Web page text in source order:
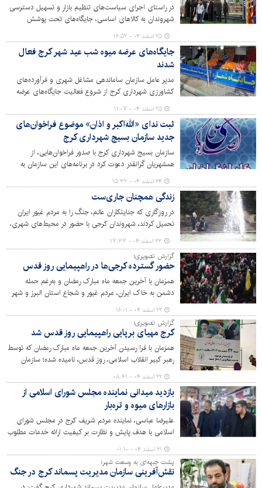
در راستای اجرای سیاست‌های تنظیم بازار و تسهیل دسترسی
شهروندان به کالاهای اساسی، جایگاه‌های تحت پوشش
سازمان برای توزیع مستقیم گوشت قرمز و مرغ در سطح شهر
نصب و شروع به ارائه خدمات کرد.
۲۵ اسفند ۰۴ - ۱۶:۵۲
جایگاه‌های عرضه میوه شب عید شهر کرج فعال
شدند
مدیر عامل سازمان ساماندهی مشاغل شهری و فرآورده‌های
کشاورزی شهرداری کرج از شروع فعالیت جایگاه‌های عرضه
میوه شب عید در این کلان‌شهر خبر داد.
۲۵ اسفند ۰۴ - ۱۱:۰۷
ثبت ندای «الله‌اکبر و اذان» موضوع فراخوان‌های
جدید سازمان بسیج شهرداری کرج
سازمان بسیج شهرداری کرج با صدور فراخوان‌هایی، از
همشهریان گرانقدر دعوت کرد در برنامه‌های این سازمان به
مناسبت ایجاد وحدت و همدلی مشارکت کنند.
۲۴ اسفند ۰۴ - ۱۵:۳۲
زندگی همچنان جاری‌ست
در روزگاری که جنایتکاران عالم، جنگ را به مردم غیور ایران
تحمیل کردند، شهروندان کرجی با حضور در محیط‌های شهری،
زندگی را معنا می‌کنند؛ پانزدهمین روز از جنگ تحمیلی در
حالی سپری می شود که جریان عادی زندگی شهروندان در
شهر کرج ادامه دارد. تصاویر زیر حال و هوای بهاری و استقبال
شهروندان از پارک‌ها و بوستان‌های شهر را روایت می‌کند.
۲۳ اسفند ۰۴ - ۱۷:۳۷
گزارش تصویری؛
حضور گسترده کرجی‌ها در راهپیمایی روز قدس
همزمان با آخرین جمعه ماه مبارک رمضان و به‌رغم حمله
دشمن به خاک ایران، مردم غیور و شجاع استان البرز و شهر
کرج با حضوری گسترده و پررنگ در راهپیمایی دشمن‌شکن روز
قدس شرکت کردند.
۲۲ اسفند ۰۴ - ۱۶:۰۱
گزارش تصویری؛
کرج مهیای برپایی راهپیمایی روز قدس شد
همزمان با فرا رسیدن آخرین جمعه ماه مبارک رمضان که توسط
رهبر کبیر انقلاب اسلامی، روز قدس، نامیده شده؛ سازمان
سیما، منظر و فضای سبز شهری شهرداری کرج نسبت به اکران
طرح‌های فرهنگی متناسب و آماده‌سازی شهر برای برپایی هر
چه باشکوه‌تر راهپیمایی روز قدس، اقدام کرده است.
۲۲ اسفند ۰۴ - ۰۸:۴۱
بازدید میدانی نماینده مجلس شورای اسلامی از
بازارهای میوه و تره‌بار
علیرضا عباسی، نماینده مردم شریف کرج در مجلس شورای
اسلامی با هدف پایش و نظارت بر کیفیت ارائه خدمات مطلوب
و آخرین وضعیت خدمات رسانی از بازار روزهای میوه و تره‌بار
کاج و حسن‌آباد بازدید کرد.
۲۱ اسفند ۰۴ - ۰۱:۱۰
پشت جبهه‌ای به وسعت شهر؛
نقش‌آفرینی سازمان مدیریت پسماند کرج در جنگ